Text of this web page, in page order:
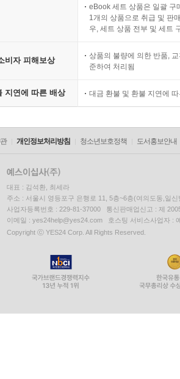
eBook 세트 상품은 일괄 구
1개의 상품으로 취급 및 판
우, 세트 상품 전부 및 세트
비자 피해보상
상품의 불량에 의한 반품,
준하여 처리됨
지연에 따른 배상 대금 환불 및 환불 지연에
개인정보처리방침 청소년보호정책 도서홍보안내
대표 : 김석환, 최세라
주소 : 서울시 영등포구 은행로 11, 5층~6층(여의도동,일신
사업자등록번호 : 229-81-37000 통신판매업신고 : 제
이메일 : yes24help@yes24.com 호스팅 서비스사업자 :
Copyright ⓒ YES24 Corp. All Rights Reserved.